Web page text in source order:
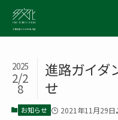
進路ガイダ
せ
2025
2/2
8
お知らせ 2021年11月29日